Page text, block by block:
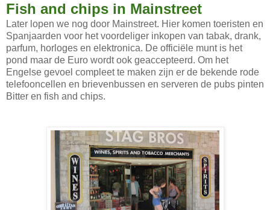
Fish and chips in Mainstreet
Later lopen we nog door Mainstreet. Hier komen toeristen en
Spanjaarden voor het voordeliger inkopen van tabak, drank,
parfum, horloges en elektronica. De officiële munt is het
pond maar de Euro wordt ook geaccepteerd. Om het
Engelse gevoel compleet te maken zijn er de bekende rode
telefooncellen en brievenbussen en serveren de pubs pinten
Bitter en fish and chips.